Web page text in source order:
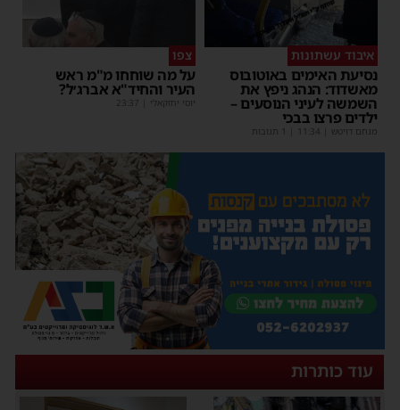
איבוד עשתונות
נסיעת האימים באוטובוס
מאשדוד: הנהג ניפץ את
השמשה לעיני הנוסעים –
ילדים פרצו בבכי
מנחם דויטש 11:34
צפו
על מה שוחחו מ"מ ראש
העיר והחיד"א אברג׳ל?
יוסי יחזקאלי 23:37
עוד כותרות